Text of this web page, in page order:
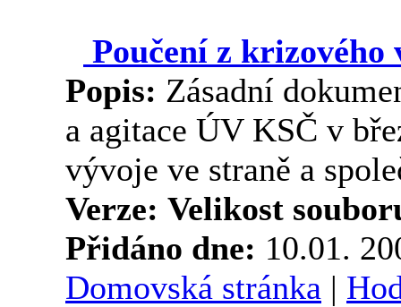
Poučení z krizového
Popis: Zásadní
a agitace ÚV KSČ v
vývoje ve straně a
Verze: Velikost
Přidáno dne: 10.01.
Domovská stránka |